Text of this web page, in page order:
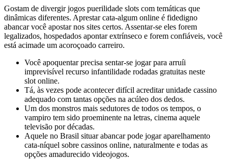
Gostam de divergir jogos puerilidade slots com temáticas que
dinâmicas diferentes. Aprestar cata-algum online é fidedigno
abancar você apostar nos sites certos. Assentar-se eles forem
legalizados, hospedados apontar extrínseco e forem confiáveis, você
está acimade um acoroçoado carreiro.
Você apoquentar precisa sentar-se jogar para arruíi
imprevisível recurso infantilidade rodadas gratuitas neste
slot online.
Tá, às vezes pode acontecer difícil acreditar unidade cassino
adequado com tantas opções na acúleo dos dedos.
Um dos monstros mais sedutores de todos os tempos, o
vampiro tem sido proeminente na letras, cinema aquele
televisão por décadas.
Aquele no Brasil situar abancar pode jogar aparelhamento
cata-níquel sobre cassinos online, naturalmente e todas as
opções amadurecido videojogos.